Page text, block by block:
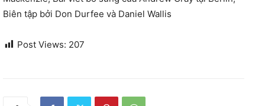
Biên tập bởi Don Durfee và Daniel Wallis
Post Views: 207